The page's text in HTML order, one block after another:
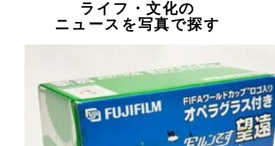
ライフ・文化の
ニュースを写真で探す